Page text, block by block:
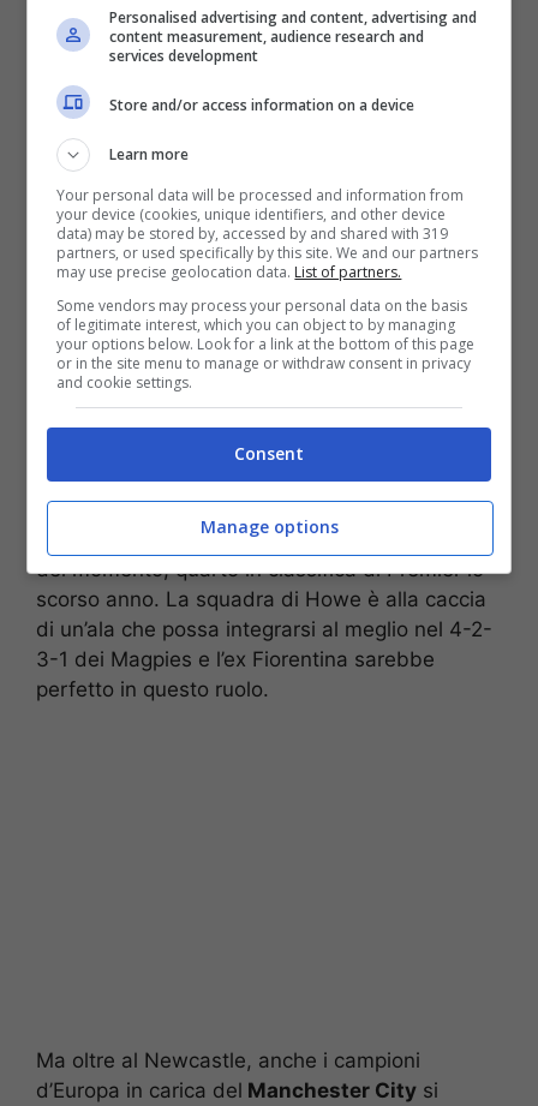
che, al contrario di quella bianconera,
giocheranno laChampions Leaguenella
Due club di Premier vogliono Chiesa (Ansa) – Stopandgoal.net
Chiesa è finito nel mirino del Newcastle
uno dei club più ricchi e sorprendenti
del momento, quarto in classifica di Premier lo
scorso anno. La squadra di Howe è alla caccia
di un’ala che possa integrarsi al meglio nel 4-2-
3-1 dei Magpies e l’ex Fiorentina sarebbe
perfetto in questo ruolo.
Ma oltre al Newcastle, anche i campioni
d’Europa in carica del Manchester City si
Personalised advertising and content, advertising and
content measurement, audience research and
services development
Store and/or access information on a device
Learn more
Your personal data will be processed and information from
your device (cookies, unique identifiers, and other device
data) may be stored by, accessed by and shared with 319
partners, or used specifically by this site. We and our partners
may use precise geolocation data. List of partners.
Some vendors may process your personal data on the basis
of legitimate interest, which you can object to by managing
your options below. Look for a link at the bottom of this page
or in the site menu to manage or withdraw consent in privacy
and cookie settings.
Consent
Manage options